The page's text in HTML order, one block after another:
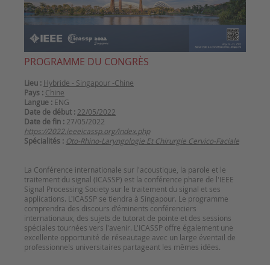
PROGRAMME DU CONGRÈS
Lieu : Hybride - Singapour -Chine
Pays : Chine
Langue : ENG
Date de début : 22/05/2022
Date de fin : 27/05/2022
https://2022.ieeeicassp.org/index.php
Spécialités : Oto-Rhino-Laryngologie Et Chirurgie Cervico-Faciale
La Conférence internationale sur l'acoustique, la parole et le
traitement du signal (ICASSP) est la conférence phare de l'IEEE
Signal Processing Society sur le traitement du signal et ses
applications. L'ICASSP se tiendra à Singapour. Le programme
comprendra des discours d'éminents conférenciers
internationaux, des sujets de tutorat de pointe et des sessions
spéciales tournées vers l'avenir. L'ICASSP offre également une
excellente opportunité de réseautage avec un large éventail de